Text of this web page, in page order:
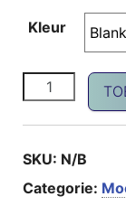
Kleur
SKU: N/B
Categorie: